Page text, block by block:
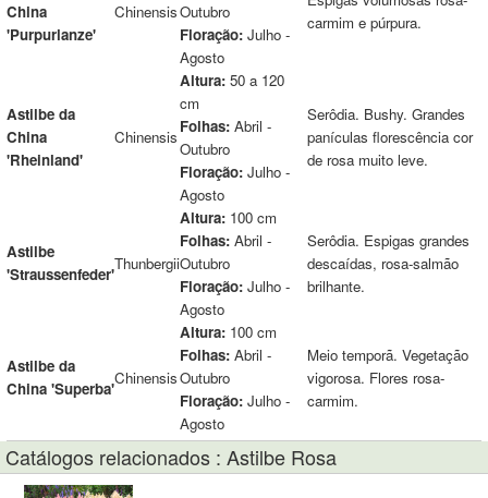
China
'Purpurlanze'
ChinensisOutubro
Floração: Julho -
Agosto
carmim e púrpura.
Astilbe da
China
'Rheinland'
Chinensis
Altura: 50 a 120
cm
Folhas: Abril -
Outubro
Floração: Julho -
Agosto
Serôdia. Bushy. Grandes
panículas florescência cor
de rosa muito leve.
Astilbe
'Straussenfeder'
Thunbergii
Altura: 100 cm
Folhas: Abril -
Outubro
Floração: Julho -
Agosto
Serôdia. Espigas grandes
descaídas, rosa-salmão
brilhante.
Astilbe da
China 'Superba'
Chinensis
Altura: 100 cm
Folhas: Abril -
Outubro
Floração: Julho -
Agosto
Meio temporã. Vegetação
vigorosa. Flores rosa-
carmim.
Catálogos relacionados : Astilbe Rosa